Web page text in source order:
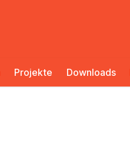
Projekte Downloads